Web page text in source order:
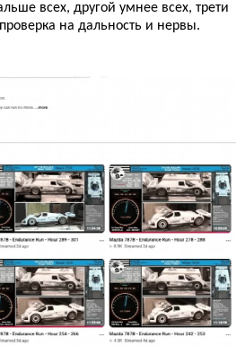
всех, другой умнее всех, трети
на дальность и нервы.